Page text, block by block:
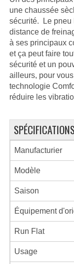
une chaussée
sécurité. Le pneu
distance de
à ses principaux
et ça peut faire
sécurité et un
ailleurs, pour
technologie
réduire les
Manufacturier
Modèle
Saison
Équipement
Run Flat
Usage